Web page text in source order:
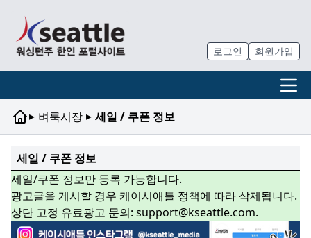
로그인 회원가입
▸ 벼룩시장 ▸ 세일 / 쿠폰 정보
세일 / 쿠폰 정보
세일/쿠폰 정보만 등록 가능합니다.
광고글을 게시할 경우 케이시애틀 정책에 따라 삭제됩니다.
상단 고정 유료광고 문의: support@kseattle.com.